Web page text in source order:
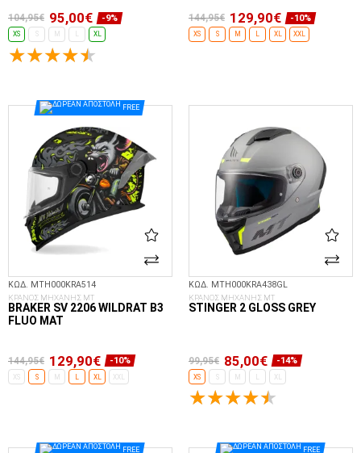
104,95€ 95,00€ -9%
XS S XL
144,95€ 129,90€ -10%
XS S M L XL XXL
FREE
ΚΩΔ. MTH000KRA514
ΚΡΑΝΟΣ ΜΗΧΑΝΗΣ MT
BRAKER SV 2206 WILDRAT B3
FLUO MAT
144,95€ 129,90€ -10%
XS S XL XXL
ΚΩΔ. MTH000KRA438GL
ΚΡΑΝΟΣ ΜΗΧΑΝΗΣ MT
STINGER 2 GLOSS GREY
99,95€ 85,00€ -14%
XS S XL
FREE FREE